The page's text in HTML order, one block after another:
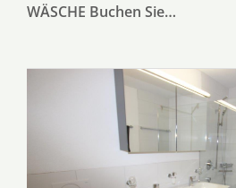
WÄSCHE Buchen Sie…